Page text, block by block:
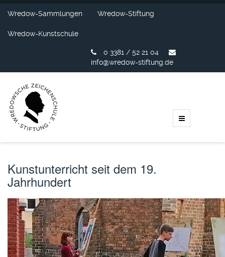
Wredow-Sammlungen Wredow-Stiftung
Wredow-Kunstschule
0 3381 / 52 21 04
info@wredow-stiftung.de
Kunstunterricht seit dem 19.
Jahrhundert